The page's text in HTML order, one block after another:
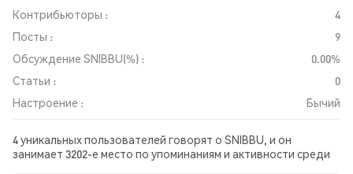
Контрибьюторы :
4
Посты :
9
Обсуждение SNIBBU(%) :
0.00%
Статьи :
0
Настроение :
Бычий
4 уникальных пользователей говорят о SNIBBU, и он
занимает 3202-е место по упоминаниям и активности среди